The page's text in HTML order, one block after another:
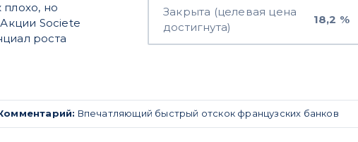
плохо, но
Societe
роста
Закрыта (целевая цена
достигнута)
18,2 %
Впечатляющий быстрый отскок французских банков